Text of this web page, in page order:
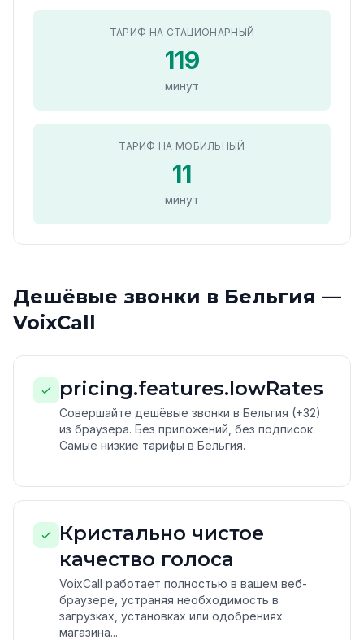
ТАРИФ НА СТАЦИОНАРНЫЙ
119
минут
ТАРИФ НА МОБИЛЬНЫЙ
11
минут
Дешёвые звонки в Бельгия —
VoixCall
pricing.features.lowRates
Совершайте дешёвые звонки в Бельгия (+32)
из браузера. Без приложений, без подписок.
Самые низкие тарифы в Бельгия.
Кристально чистое
качество голоса
VoixCall работает полностью в вашем веб-
браузере, устраняя необходимость в
загрузках, установках или одобрениях
магазина...